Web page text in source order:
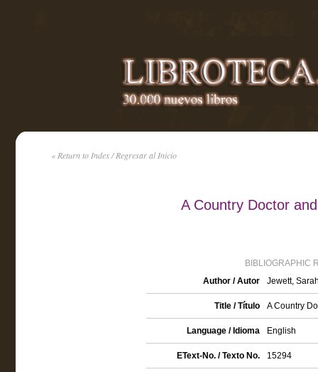
« Return to Index / Regresar al Inicio
A Country Doctor
BIBLIOGRAPHIC
Author / Autor
Jewett,
Title / Título A Country
Language / Idioma English
EText-No. / Texto No. 15294